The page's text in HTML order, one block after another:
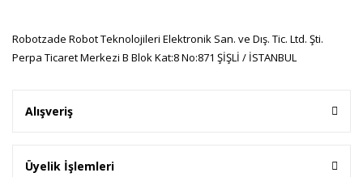
Robotzade Robot Teknolojileri Elektronik San. ve Dış. Tic. Ltd. Şti.
Perpa Ticaret Merkezi B Blok Kat:8 No:871 ŞİŞLİ / İSTANBUL
Alışveriş
Üyelik İşlemleri